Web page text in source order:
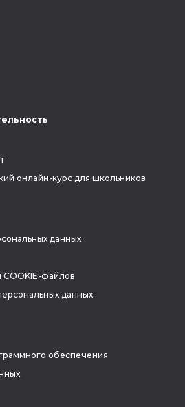
онлайн-курс для школьников
данных
COOKIE-файлов
данных
обеспечения